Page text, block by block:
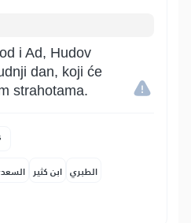
i Ad, Hudov
dan, koji će
strahotama.
ابن كثير الطبري